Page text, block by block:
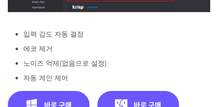
입력 감도 자동 결정
에코 제거
노이즈 억제(없음으로 설정)
자동 게인 제어